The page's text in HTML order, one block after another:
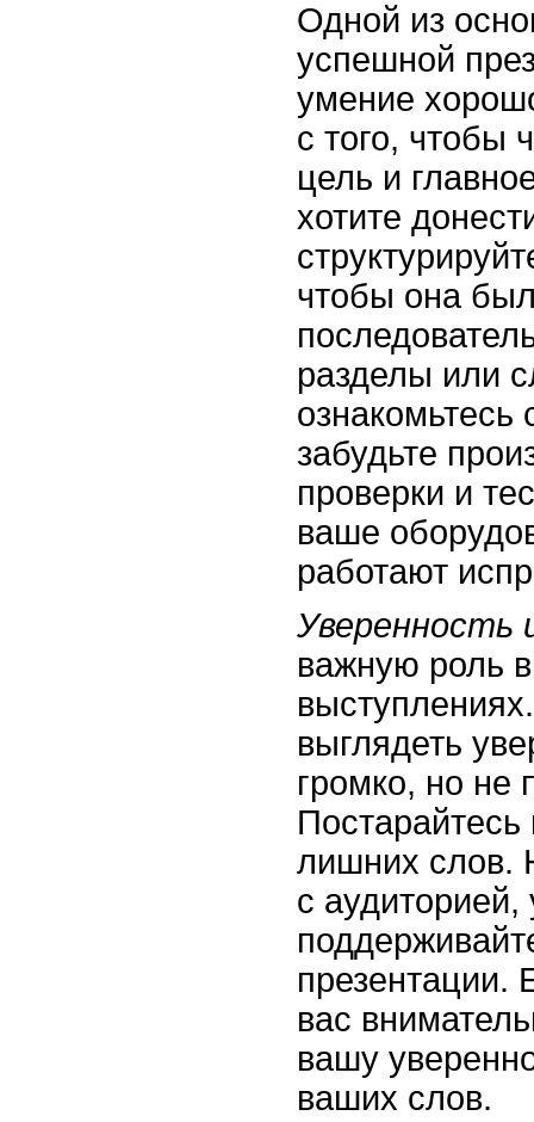
Одной из
успешной
умение
с того, чтобы
цель и
хотите
чтобы она
разделы или
забудьте
проверки и
ваше
работают
Уверенность
важную роль
выглядеть
громко, но не
Постарайтесь
лишних слов.
с
презентации.
вас
вашу
ваших слов.